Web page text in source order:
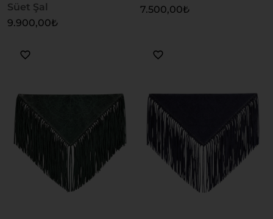
Süet Şal
9.900,00₺
7.500,00₺